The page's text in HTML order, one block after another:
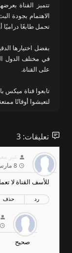
تتميز القناة
الاهتمام بجودة
تحمل طابعًا دراميًا
بفضل اختيارها
في مختلف الدول
على القناة.
تابعوا قناة ميكس
لتعيشوا أوقاتًا
تعليقات: 3
غير
8 مارس 2025 في 5:00 ص
للأسف القناة لا
رد حذف
صحيح